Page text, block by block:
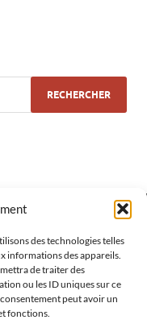
des technologies telles
informations des appareils.
de traiter des
ou les ID uniques sur ce
peut avoir un
fonctions.